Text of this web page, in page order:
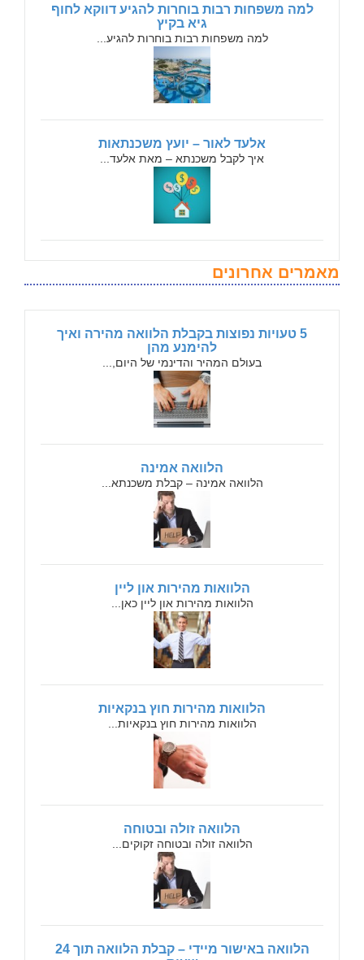
למה משפחות רבות בוחרות להגיע דווקא לחוף
גיא בקיץ
למה משפחות רבות בוחרות להגיע...
אלעד לאור – יועץ משכנתאות
איך לקבל משכנתא – מאת אלעד...
מאמרים אחרונים
5 טעויות נפוצות בקבלת הלוואה מהירה ואיך
להימנע מהן
בעולם המהיר והדינמי של היום,...
הלוואה אמינה
הלוואה אמינה – קבלת משכנתא...
הלוואות מהירות און ליין
הלוואות מהירות און ליין כאן...
הלוואות מהירות חוץ בנקאיות
הלוואות מהירות חוץ בנקאיות...
הלוואה זולה ובטוחה
הלוואה זולה ובטוחה זקוקים...
הלוואה באישור מיידי – קבלת הלוואה תוך 24